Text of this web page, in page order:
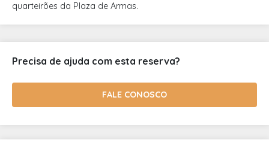
quarteirões da Plaza de Armas.
Precisa de ajuda com esta reserva?
FALE CONOSCO